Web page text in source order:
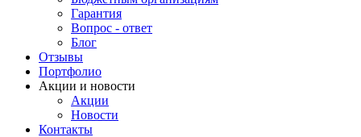
Гарантия
Вопрос - ответ
Блог
Отзывы
Портфолио
Акции и новости
Акции
Новости
Контакты